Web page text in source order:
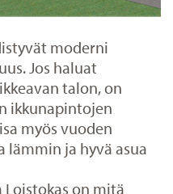
moderni
Jos haluat
talon, on
ikkunapintojen
myös vuoden
lämmin ja hyvä asua
Loistokas on mitä